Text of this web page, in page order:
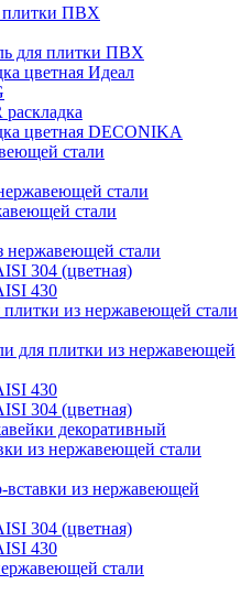
плитки ПВХ
для плитки ПВХ
цветная Идеал
цветная DECONIKA
стали
стали
стали
нержавеющей стали
304 (цветная)
430
из нержавеющей стали
для плитки из нержавеющей
430
304 (цветная)
декоративный
из нержавеющей стали
вставки из нержавеющей
304 (цветная)
430
стали